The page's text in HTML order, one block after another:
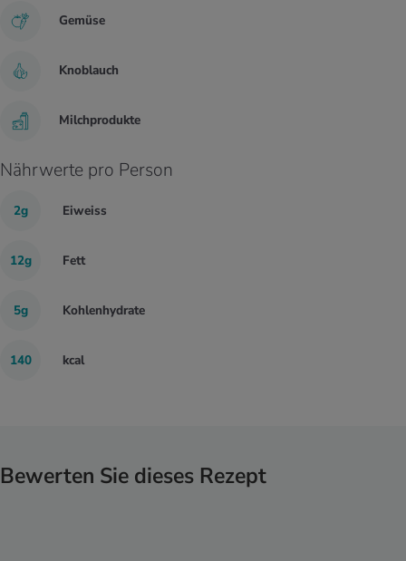
Gemüse
Knoblauch
Milchprodukte
Nährwerte pro Person
2g Eiweiss
12g Fett
5g Kohlenhydrate
140 kcal
Bewerten Sie dieses Rezept